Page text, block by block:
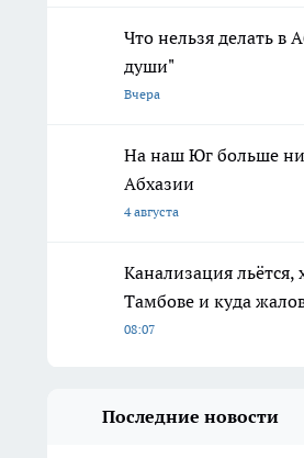
Что нельзя делать в
души"
Вчера
На наш Юг больше ни
Абхазии
4 августа
Канализация
Тамбове и куда
08:07
Последние новости